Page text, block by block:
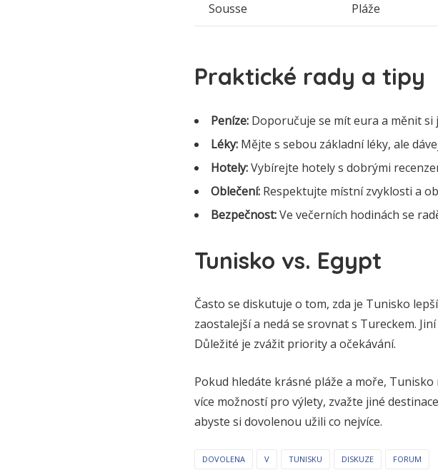
Sousse Pláže
Praktické rady a tipy
Peníze: Doporučuje se mít eura a měnit si
Léky: Mějte s sebou základní léky, ale
Hotely:Vybírejte hotely s dobrými
Oblečení: Respektujte místní zvyklosti a
Bezpečnost:Ve večerních hodinách se
Tunisko vs. Egypt
Často se diskutuje o tom, zda je Tunisko
zaostalejší a nedá se srovnat s Tureckem.
Důležité je zvážit priority a očekávání.
Pokud hledáte krásné pláže a moře,
více možností pro výlety, zvažte jiné
abyste si dovolenou užili co nejvíce.
DOVOLENA V TUNISKU DISKUZE FORUM